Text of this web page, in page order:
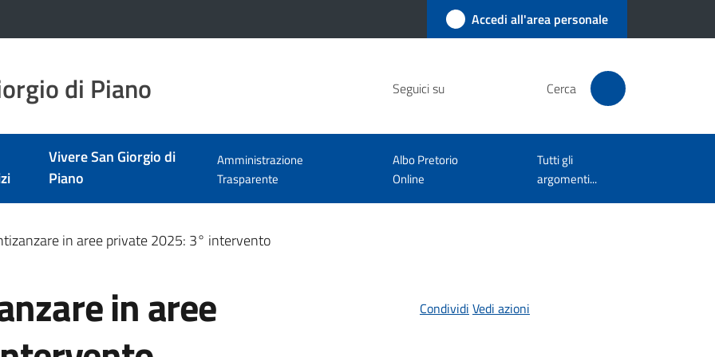
Accedi all'area personale
di Piano Seguici su Cerca
Vivere San Giorgio di
Piano
Amministrazione
Trasparente
Albo Pretorio
Online
Tutti gli
argomenti...
in aree private 2025: 3° intervento
in aree
Condividi Vedi azioni